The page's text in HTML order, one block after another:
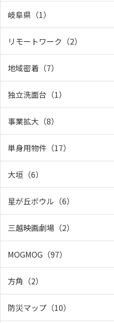
岐阜県（1）
リモートワーク（2）
地域密着（7）
独立洗面台（1）
事業拡大（8）
単身用物件（17）
大垣（6）
星が丘ボウル（6）
三越映画劇場（2）
MOGMOG（97）
方角（2）
防災マップ（10）